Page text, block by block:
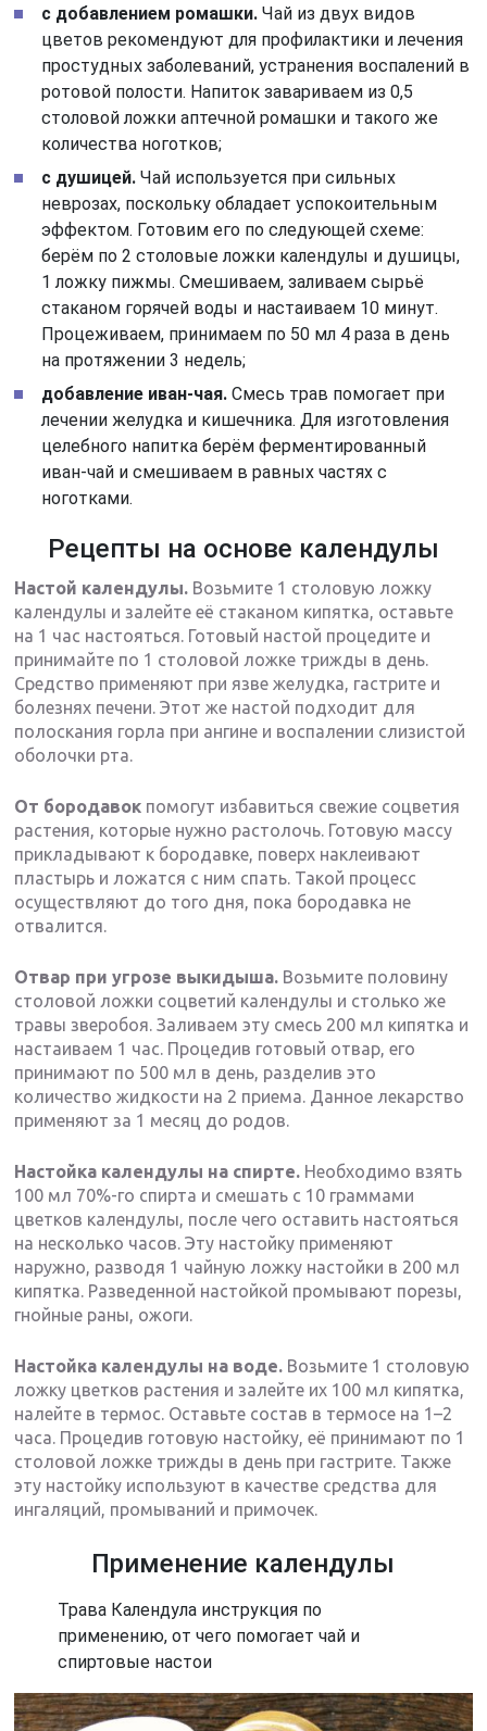
с добавлением ромашки. Чай из двух видов
цветов рекомендуют для профилактики и лечения
простудных заболеваний, устранения воспалений в
ротовой полости. Напиток завариваем из 0,5
столовой ложки аптечной ромашки и такого же
количества ноготков;
с душицей.Чай используется при сильных
неврозах, поскольку обладает успокоительным
эффектом. Готовим его по следующей схеме:
берём по 2 столовые ложки календулы и душицы,
1 ложку пижмы. Смешиваем, заливаем сырьё
стаканом горячей воды и настаиваем 10 минут.
Процеживаем, принимаем по 50 мл 4 раза в день
на протяжении 3 недель;
добавление иван-чая. Смесь трав помогает при
лечении желудка и кишечника. Для изготовления
целебного напитка берём ферментированный
иван-чай и смешиваем в равных частях с
ноготками.
Рецепты на основе календулы
Настой календулы. Возьмите 1 столовую ложку
календулы и залейте её стаканом кипятка, оставьте
на 1 час настояться. Готовый настой процедите и
принимайте по 1 столовой ложке трижды в день.
Средство применяют при язве желудка, гастрите и
болезнях печени. Этот же настой подходит для
полоскания горла при ангине и воспалении слизистой
оболочки рта.
От бородавок помогут избавиться свежие соцветия
растения, которые нужно растолочь. Готовую массу
прикладывают к бородавке, поверх наклеивают
пластырь и ложатся с ним спать. Такой процесс
осуществляют до того дня, пока бородавка не
отвалится.
Отвар при угрозе выкидыша. Возьмите половину
столовой ложки соцветий календулы и столько же
травы зверобоя. Заливаем эту смесь 200 мл кипятка и
настаиваем 1 час. Процедив готовый отвар, его
принимают по 500 мл в день, разделив это
количество жидкости на 2 приема. Данное лекарство
применяют за 1 месяц до родов.
Настойка календулы на спирте. Необходимо взять
100 мл 70%-го спирта и смешать с 10 граммами
цветков календулы, после чего оставить настояться
на несколько часов. Эту настойку применяют
наружно, разводя 1 чайную ложку настойки в 200 мл
кипятка. Разведенной настойкой промывают порезы,
гнойные раны, ожоги.
Настойка календулы на воде. Возьмите 1 столовую
ложку цветков растения и залейте их 100 мл кипятка,
налейте в термос. Оставьте состав в термосе на 1–2
часа. Процедив готовую настойку, её принимают по 1
столовой ложке трижды в день при гастрите. Также
эту настойку используют в качестве средства для
ингаляций, промываний и примочек.
Применение календулы
Трава Календула инструкция по
применению, от чего помогает чай и
спиртовые настои